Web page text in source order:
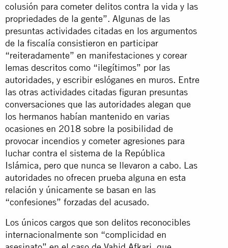
colusión para cometer delitos contra la vida y las
propriedades de la gente”. Algunas de las
presuntas actividades citadas en los argumentos
de la fiscalía consistieron en participar
“reiteradamente” en manifestaciones y corear
lemas descritos como “ilegítimos” por las
autoridades, y escribir eslóganes en muros. Entre
las otras actividades citadas figuran presuntas
conversaciones que las autoridades alegan que
los hermanos habían mantenido en varias
ocasiones en 2018 sobre la posibilidad de
provocar incendios y cometer agresiones para
luchar contra el sistema de la República
Islámica, pero que nunca se llevaron a cabo. Las
autoridades no ofrecen prueba alguna en esta
relación y únicamente se basan en las
“confesiones” forzadas del acusado.
Los únicos cargos que son delitos reconocibles
internacionalmente son “complicidad en